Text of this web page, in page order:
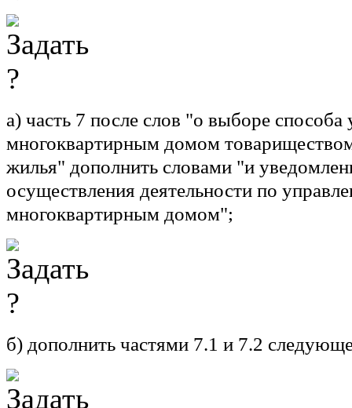
а) часть 7 после слов "о выборе способа
многоквартирным домом
жилья" дополнить словами "и
осуществления деятельности по
многоквартирным домом";
б) дополнить частями 7.1 и 7.2